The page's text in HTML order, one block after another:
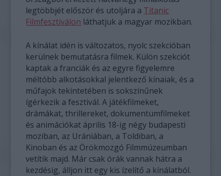
legtöbbjét először és utoljára a Titanic
Filmfesztiválon láthatjuk a magyar mozikban.
A kínálat idén is változatos, nyolc szekcióban
kerülnek bemutatásra filmek. Külön szekciót
kaptak a franciák és az egyre figyelemre
méltóbb alkotásokkal jelentkező kínaiak, és a
műfajok tekintetében is sokszínűnek
ígérkezik a fesztivál. A játékfilmeket,
drámákat, thrillereket, dokumentumfilmeket
és animációkat április 18-ig négy budapesti
moziban, az Urániában, a Toldiban, a
Kinoban és az Örökmozgó Filmmúzeumban
vetítik majd. Már csak órák vannak hátra a
kezdésig, álljon itt egy kis ízelítő a kínálatból.